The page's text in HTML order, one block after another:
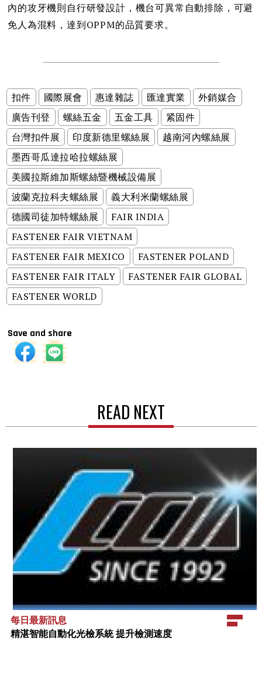
內的攻牙機則自行研發設計，機台可異常自動排除，可避
免人為混料，達到OPPM的品質要求。
扣件 國際展會 惠達雜誌 匯達實業
外銷媒合
廣告刊登
螺絲五金 五金工具
紧固件
台灣扣件展
印度新德里螺絲展
越南河內螺絲展
墨西哥瓜達拉哈拉螺絲展
美國拉斯維加斯螺絲暨機械設備展
波蘭克拉科夫螺絲展
義大利米蘭螺絲展
德國司徒加特螺絲展
FAIR INDIA
FASTENER FAIR VIETNAM
FASTENER FAIR MEXICO
FASTENER POLAND
FASTENER FAIR ITALY
FASTENER FAIR GLOBAL
FASTENER WORLD
Save and share
READ NEXT
每日最新訊息
精湛智能自動化光檢系統 提升檢測速度